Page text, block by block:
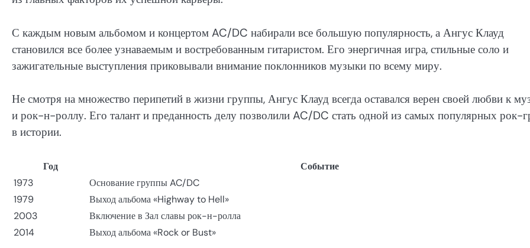
С каждым новым альбомом и концертом AC/DC набирали все большую популярность, а Ангус Клауд
становился все более узнаваемым и востребованным гитаристом. Его энергичная игра, стильные соло и
зажигательные выступления приковывали внимание поклонников музыки по всему миру.
Не смотря на множество перипетий в жизни группы, Ангус Клауд всегда оставался верен своей любви к
и рок-н-роллу. Его талант и преданность делу позволили AC/DC стать одной из самых популярных рок-
в истории.
Год
Событие
1973
Основание группы AC/DC
1979
Выход альбома «Highway to Hell»
2003
Включение в Зал славы рок-н-ролла
2014
Выход альбома «Rock or Bust»